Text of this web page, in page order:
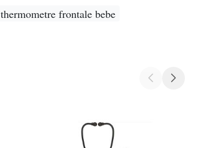
thermometre frontale bebe